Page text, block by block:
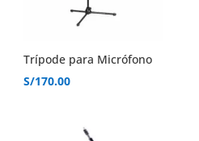
Trípode para Micrófono
S/170.00